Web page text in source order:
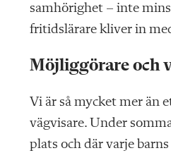
samhörighet – inte
fritidslärare kliver in
Möjliggörare och
Vi är så mycket mer än
vägvisare. Under
plats och där varje